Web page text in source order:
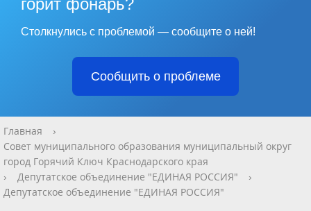
горит фонарь?
Столкнулись с проблемой — сообщите о ней!
Сообщить о проблеме
Главная
›
Совет муниципального образования муниципальный округ
город Горячий Ключ Краснодарского края
›
Депутатское объединение "ЕДИНАЯ РОССИЯ"
›
Депутатское объединение "ЕДИНАЯ РОССИЯ"